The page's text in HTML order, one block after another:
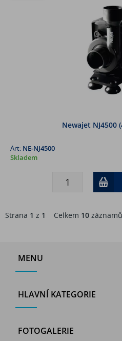
Newajet NJ4500
Art: NE-NJ4500
Skladem
Strana 1 z 1 Celkem 10 záznamů
MENU
HLAVNÍ KATEGORIE
FOTOGALERIE